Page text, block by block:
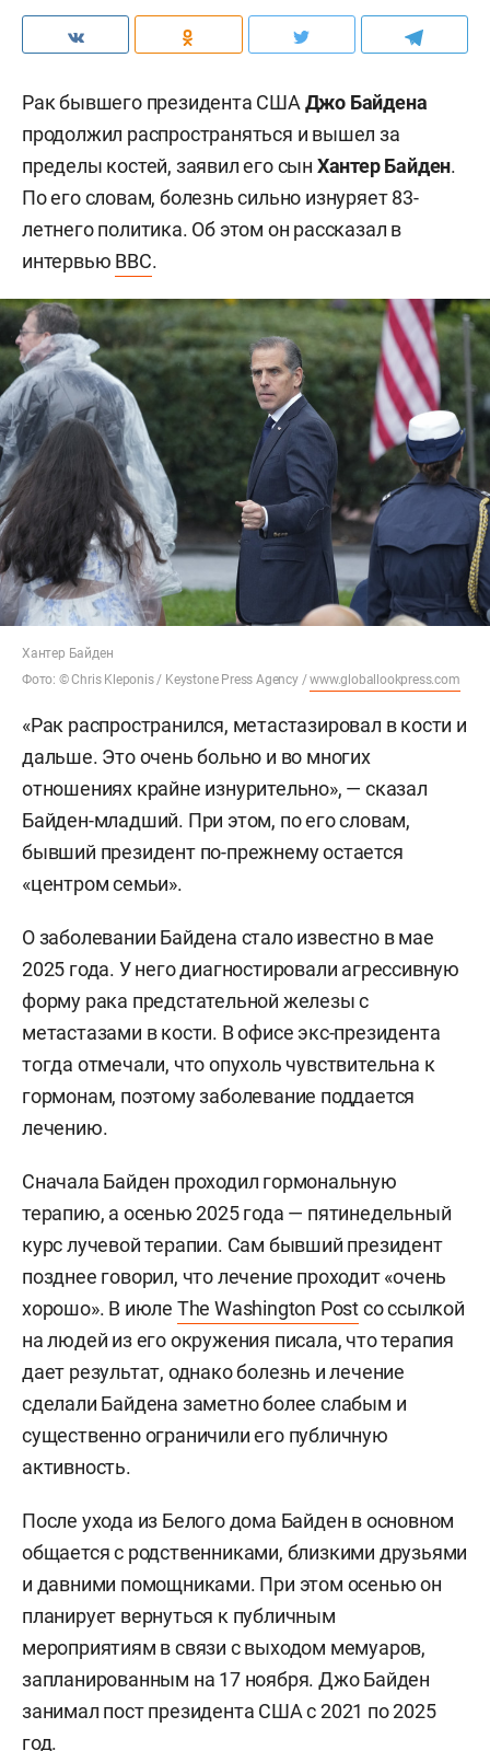
Рак бывшего президента СШАДжо Байдена
продолжил распространяться и вышел за
пределы костей, заявил его сын Хантер Байден.
По его словам, болезнь сильно изнуряет 83-
летнего политика. Об этом он рассказал в
интервью BBC.
Хантер Байден
Фото: © Chris Kleponis / Keystone Press Agency /www.globallookpress.com
«Рак распространился, метастазировал в кости и
дальше. Это очень больно и во многих
отношениях крайне изнурительно», — сказал
Байден-младший. При этом, по его словам,
бывший президент по-прежнему остается
«центром семьи».
О заболевании Байдена стало известно в мае
2025 года. У него диагностировали агрессивную
форму рака предстательной железы с
метастазами в кости. В офисе экс-президента
тогда отмечали, что опухоль чувствительна к
гормонам, поэтому заболевание поддается
лечению.
Сначала Байден проходил гормональную
терапию, а осенью 2025 года — пятинедельный
курс лучевой терапии. Сам бывший президент
позднее говорил, что лечение проходит «очень
хорошо». В июле The Washington Postсо ссылкой
на людей из его окружения писала, что терапия
дает результат, однако болезнь и лечение
сделали Байдена заметно более слабым и
существенно ограничили его публичную
активность.
После ухода из Белого дома Байден в основном
общается с родственниками, близкими друзьями
и давними помощниками. При этом осенью он
планирует вернуться к публичным
мероприятиям в связи с выходом мемуаров,
запланированным на 17 ноября. Джо Байден
занимал пост президента США с 2021 по 2025
год.